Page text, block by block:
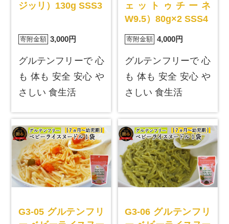
ジッリ）130g SSS3
寄附金額 3,000円
グルテンフリーで 心
も 体も 安全 安心 や
さしい 食生活
ェットゥチーネ
W9.5）80g×2 SSS4
寄附金額 4,000円
グルテンフリーで 心
も 体も 安全 安心 や
さしい 食生活
G3-05 グルテンフリ
G3-06 グルテンフリ